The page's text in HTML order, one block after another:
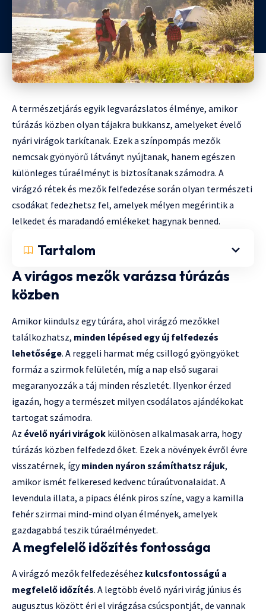
A természetjárás egyik legvarázslatos élménye, amikor
túrázás közben olyan tájakra bukkansz, amelyeket évelő
nyári virágok tarkítanak. Ezek a színpompás mezők
nemcsak gyönyörű látványt nyújtanak, hanem egészen
különleges túraélményt is biztosítanak számodra. A
virágzó rétek és mezők felfedezése során olyan természeti
csodákat fedezhetsz fel, amelyek mélyen megérintik a
lelkedet és maradandó emlékeket hagynak benned.
Tartalom
A virágos mezők varázsa túrázás
közben
Amikor kiindulsz egy túrára, ahol virágzó mezőkkel
találkozhatsz, minden lépésed egy új felfedezés
lehetősége. A reggeli harmat még csillogó gyöngyöket
formáz a szirmok felületén, míg a nap első sugarai
megaranyozzák a táj minden részletét. Ilyenkor érzed
igazán, hogy a természet milyen csodálatos ajándékokat
tartogat számodra.
Az évelő nyári virágok különösen alkalmasak arra, hogy
túrázás közben felfedezd őket. Ezek a növények évről évre
visszatérnek, ígyminden nyáron számíthatsz rájuk,
amikor ismét felkeresed kedvenc túraútvonalaidat. A
levendula illata, a pipacs élénk piros színe, vagy a kamilla
fehér szirmai mind-mind olyan élmények, amelyek
gazdagabbá teszik túraélményedet.
A megfelelő időzítés fontossága
A virágzó mezők felfedezéséhez kulcsfontosságú a
megfelelő időzítés. A legtöbb évelő nyári virág június és
augusztus között éri el virágzása csúcspontját, de vannak